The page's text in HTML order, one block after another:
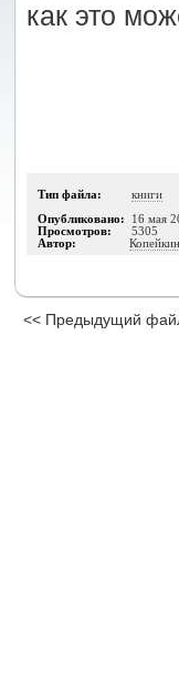
как это
Тип файла: книги
Опубликовано: 16 мая
Просмотров: 5305
Автор:
<< Предыдущий